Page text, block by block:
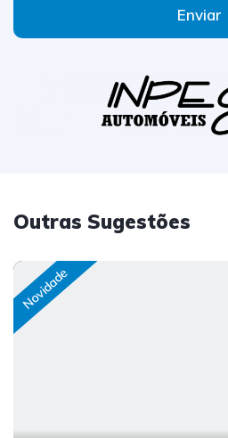
Enviar
Outras Sugestões
Novidade